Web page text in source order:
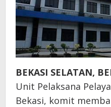
BEKASI SELATAN,
Unit Pelaksana
Bekasi, komit